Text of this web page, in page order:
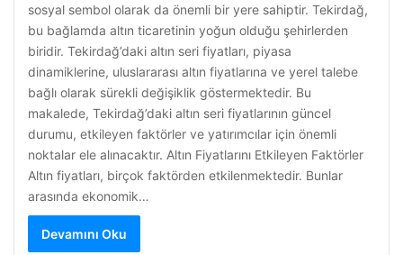
sosyal sembol olarak da önemli bir yere sahiptir. Tekirdağ,
bu bağlamda altın ticaretinin yoğun olduğu şehirlerden
biridir. Tekirdağ’daki altın seri fiyatları, piyasa
dinamiklerine, uluslararası altın fiyatlarına ve yerel talebe
bağlı olarak sürekli değişiklik göstermektedir. Bu
makalede, Tekirdağ’daki altın seri fiyatlarının güncel
durumu, etkileyen faktörler ve yatırımcılar için önemli
noktalar ele alınacaktır. Altın Fiyatlarını Etkileyen Faktörler
Altın fiyatları, birçok faktörden etkilenmektedir. Bunlar
arasında ekonomik…
Devamını Oku